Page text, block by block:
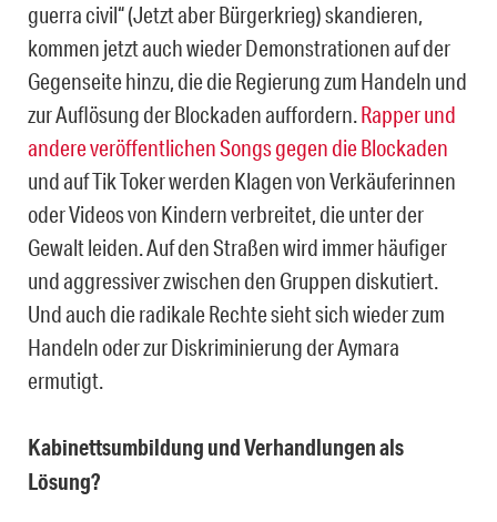
guerra civil“ (Jetzt aber Bürgerkrieg) skandieren,
kommen jetzt auch wieder Demonstrationen auf der
Gegenseite hinzu, die die Regierung zum Handeln und
zur Auflösung der Blockaden auffordern.Rapper und
andere veröffentlichen Songs gegen die Blockaden
und auf Tik Toker werden Klagen von Verkäuferinnen
oder Videos von Kindern verbreitet, die unter der
Gewalt leiden. Auf den Straßen wird immer häufiger
und aggressiver zwischen den Gruppen diskutiert.
Und auch die radikale Rechte sieht sich wieder zum
Handeln oder zur Diskriminierung der Aymara
ermutigt.
Kabinettsumbildung und Verhandlungen als
Lösung?